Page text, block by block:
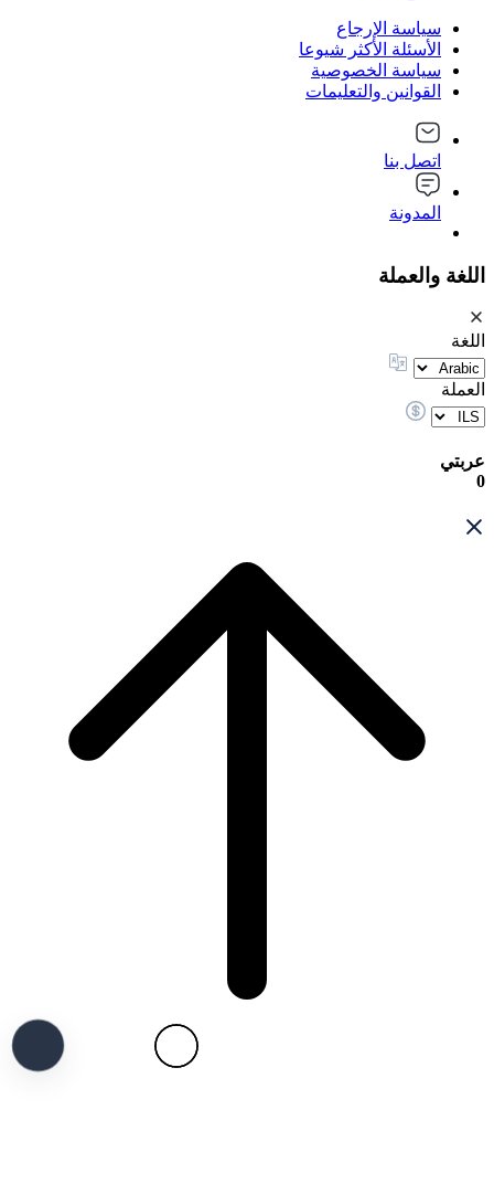
سياسة الإرجاع
الأسئلة الأكثر شيوعا
سياسة الخصوصية
القوانين والتعليمات
اتصل بنا
المدونة
اللغة والعملة
اللغة
العملة
عربتي
0